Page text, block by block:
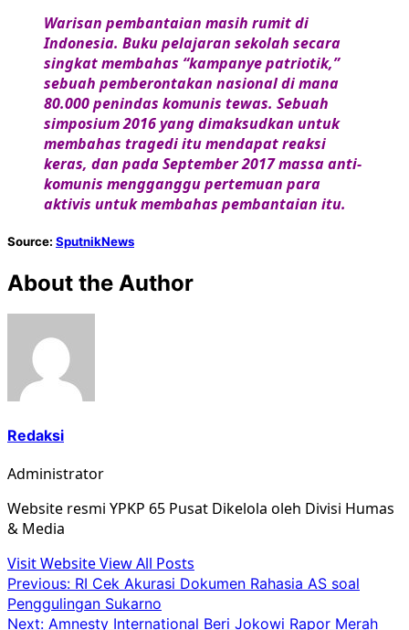
Warisan pembantaian masih rumit di
Indonesia. Buku pelajaran sekolah secara
singkat membahas “kampanye patriotik,”
sebuah pemberontakan nasional di mana
80.000 penindas komunis tewas. Sebuah
simposium 2016 yang dimaksudkan untuk
membahas tragedi itu mendapat reaksi
keras, dan pada September 2017 massa anti-
komunis mengganggu pertemuan para
aktivis untuk membahas pembantaian itu.
Source: SputnikNews
About the Author
Redaksi
Administrator
Website resmi YPKP 65 Pusat Dikelola oleh Divisi Humas
& Media
Visit WebsiteView All Posts
Post
navigation
Previous: RI Cek Akurasi Dokumen Rahasia AS soal
Penggulingan Sukarno
Next: Amnesty International Beri Jokowi Rapor Merah